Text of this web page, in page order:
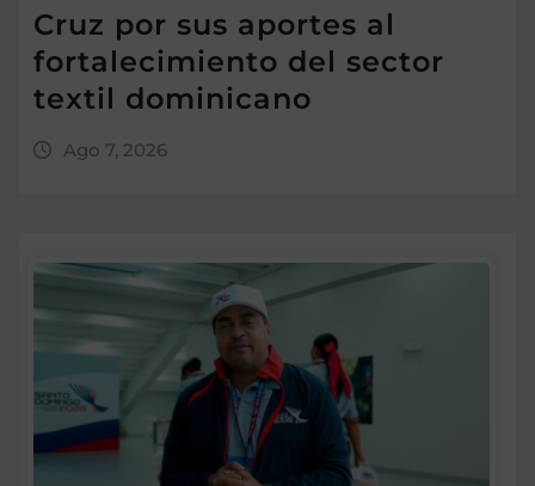
Cruz por sus aportes al
fortalecimiento del sector
textil dominicano
Ago 7, 2026